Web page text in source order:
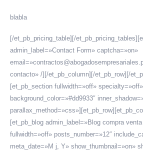
blabla
[/et_pb_pricing_table][/
admin_label=»Contact Form» captcha=»on»
contacto» /][/et_pb_column][/et_pb_row][/
[et_pb_section fullwidth=»off» specialty=»off»
background_color=»#dd9933″
[et_pb_blog admin_label=»Blog compra
fullwidth=»off» posts_number=»12″
meta_date=»M j, Y» show_thumbnail=»on»
ESTAMOS APOYANDO A: